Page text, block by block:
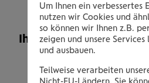
Ihr Leistungsangebot
3 Monate Training
Öffnungszeiten
Um Ihnen ein verbessertes
nutzen wir Cookies und
so können wir Ihnen z.B.
zeigen und unsere
und ausbauen.
Teilweise verarbeiten